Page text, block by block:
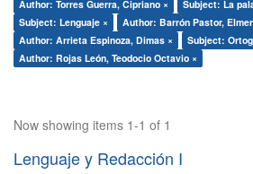
Author: Torres Guerra, Cipriano ×
Subject: La
Subject: Lenguaje ×
Author: Barrón Pastor,
Author: Arrieta Espinoza, Dimas ×
Subject:
Author: Rojas León, Teodocio Octavio ×
Now showing items 1-1 of 1
Lenguaje y Redacción I